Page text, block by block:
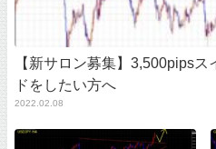
【新サロン募集】3,500pips
ドをしたい方へ
2022.02.08